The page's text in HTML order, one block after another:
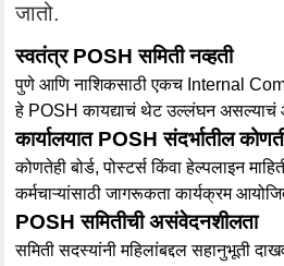
जातो.
स्वतंत्र POSH समिती नव्हती
पुणे आणि नाशिकसाठी एकच Internal
हे POSH कायद्याचं थेट उल्लंघन असल्याचं
कार्यालयात POSH संदर्भातील
कोणतेही बोर्ड, पोस्टर्स किंवा हेल्पलाइन
कर्मचाऱ्यांसाठी जागरूकता कार्यक्रम
POSH समितीची असंवेदनशीलता
समिती सदस्यांनी महिलांबद्दल सहानुभूती